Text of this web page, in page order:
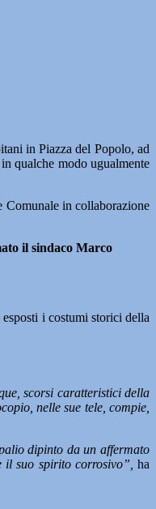
in Piazza del Popolo, ad
qualche modo ugualmente
Comunale in collaborazione
il sindaco Marco
i costumi storici della
scorsi caratteristici della
nelle sue tele, compie,
dipinto da un affermato
il suo spirito corrosivo”, ha